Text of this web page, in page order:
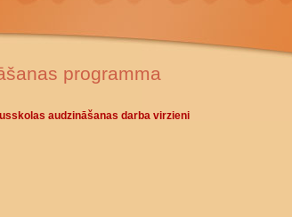
programma
audzināšanas darba virzieni